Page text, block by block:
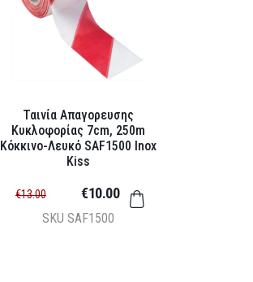
Ταινία Απαγορευσης
Κυκλοφορίας 7cm, 250m
Κόκκινο-Λευκό SAF1500 Inox
Kiss
SKU SAF1500
€13.00 €10.00